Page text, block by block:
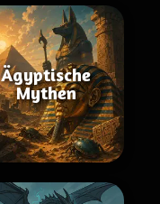
Ägyptische
Mythen